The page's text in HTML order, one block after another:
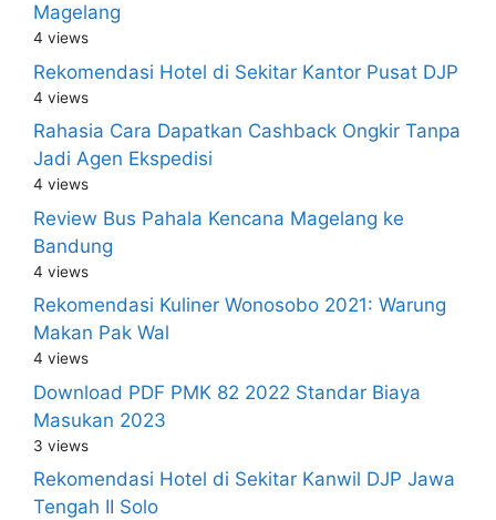
Magelang
4 views
Rekomendasi Hotel di Sekitar Kantor Pusat DJP
4 views
Rahasia Cara Dapatkan Cashback Ongkir Tanpa
Jadi Agen Ekspedisi
4 views
Review Bus Pahala Kencana Magelang ke
Bandung
4 views
Rekomendasi Kuliner Wonosobo 2021: Warung
Makan Pak Wal
4 views
Download PDF PMK 82 2022 Standar Biaya
Masukan 2023
3 views
Rekomendasi Hotel di Sekitar Kanwil DJP Jawa
Tengah II Solo